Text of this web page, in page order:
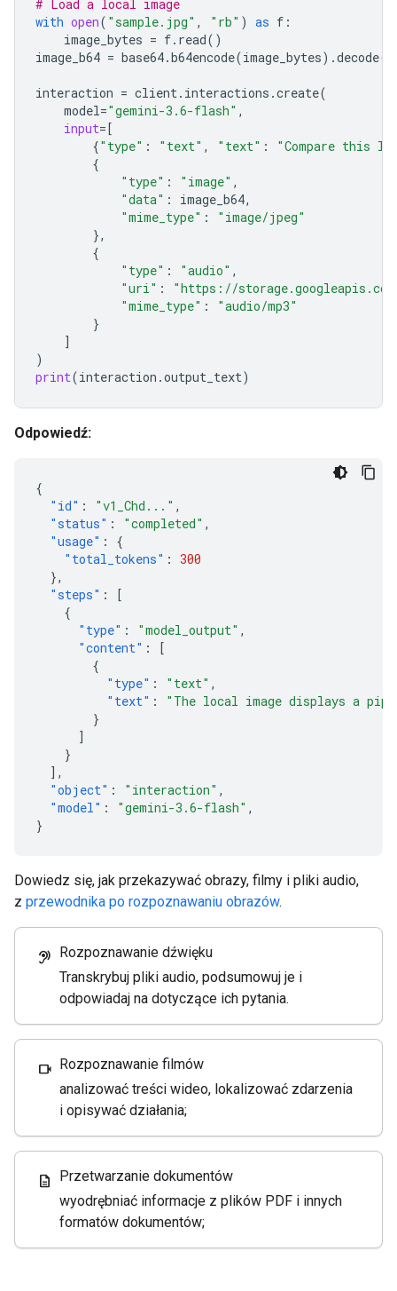
# Load a local image
with open( "sample.jpg" , "rb" ) as f :
image_bytes = f. read()
image_b64 = base64.b64encode(image_bytes) .decode(
interaction = client. interactions .create(
model="gemini-3.6-flash" ,
input=[
{"type" : "text" , "text" :
"Compare this
{
"type" : "image" ,
"data" : image_b64,
"mime_type" :
"image/jpeg"
},
{
"type" : "audio" ,
"uri" :
"https://
"mime_type" :
"audio/mp3"
}
]
)
print(interaction .output_text)
Odpowiedź:
{
"id" : "v1_Chd..." ,
"status" : "completed" ,
"usage" :
{
"total_tokens" : 300
},
"steps" :
[
{
"type" : "model_output" ,
"content" :
[
{
"type" : "text" ,
"text" :
"The local image displays a
}
]
}
],
"object" : "interaction" ,
"model" : "gemini-3.6-flash" ,
}
Dowiedz się, jak przekazywać obrazy, filmy i pliki audio,
z przewodnika po rozpoznawaniu obrazów.
hearing Rozpoznawanie dźwięku
Transkrybuj pliki audio, podsumowuj je i
odpowiadaj na dotyczące ich pytania.
videocam Rozpoznawanie filmów
analizować treści wideo, lokalizować zdarzenia
i opisywać działania;
description
Przetwarzanie dokumentów
wyodrębniać informacje z plików PDF i innych
formatów dokumentów;